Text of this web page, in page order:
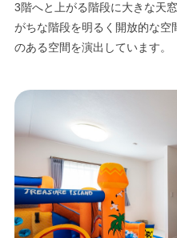
3階へと上がる階段に大きな天
がちな階段を明るく開放的な
のある空間を演出しています。